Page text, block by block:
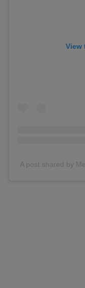
View
A post shared by